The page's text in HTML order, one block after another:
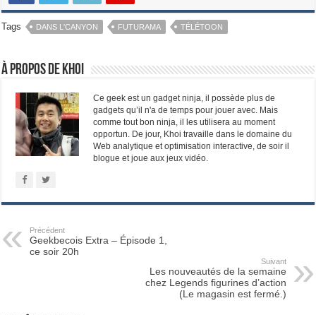
Tags DANS L'CANYON FUTURAMA TÉLÉTOON
À propos de Khoi
Ce geek est un gadget ninja, il possède plus de
gadgets qu’il n'a de temps pour jouer avec. Mais
comme tout bon ninja, il les utilisera au moment
opportun. De jour, Khoi travaille dans le domaine du
Web analytique et optimisation interactive, de soir il
blogue et joue aux jeux vidéo.
Précédent
Geekbecois Extra – Épisode 1,
ce soir 20h
Suivant
Les nouveautés de la semaine
chez Legends figurines d’action
(Le magasin est fermé.)